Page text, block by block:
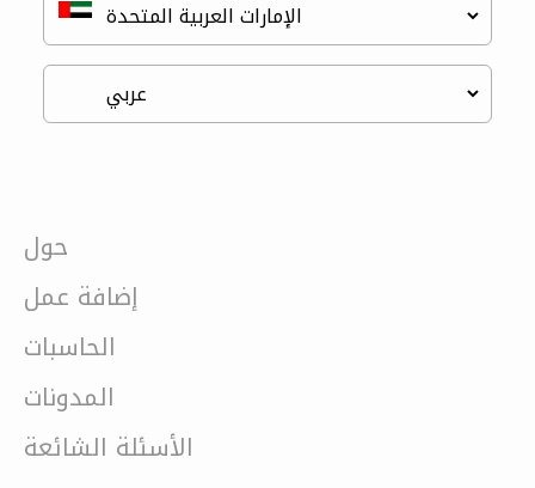
حول
إضافة عمل
الحاسبات
المدونات
الأسئلة الشائعة